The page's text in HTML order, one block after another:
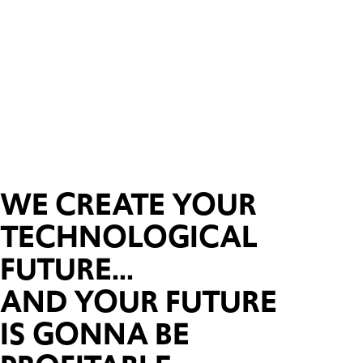
WE CREATE YOUR
TECHNOLOGICAL
FUTURE...
AND YOUR FUTURE
IS GONNA BE